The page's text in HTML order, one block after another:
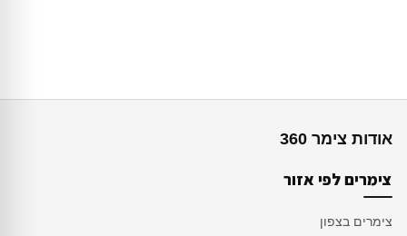
אודות צימר 360
צימרים לפי אזור
צימרים בצפון